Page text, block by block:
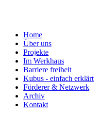
Home
Über uns
Projekte
Im Werkhaus
Barriere freiheit
Kubus - einfach erklärt
Förderer & Netzwerk
Archiv
Kontakt